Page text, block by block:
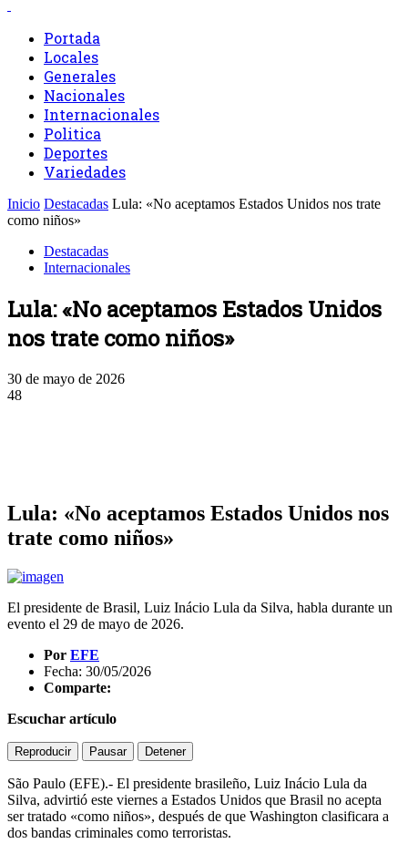
Portada
Locales
Generales
Nacionales
Internacionales
Politica
Deportes
Variedades
Inicio Destacadas Lula: «No aceptamos Estados Unidos nos trate
como niños»
Destacadas
Internacionales
Lula: «No aceptamos Estados Unidos
nos trate como niños»
30 de mayo de 2026
48
Lula: «No aceptamos Estados Unidos nos
trate como niños»
El presidente de Brasil, Luiz Inácio Lula da Silva, habla durante un
evento el 29 de mayo de 2026.
Por EFE
Fecha: 30/05/2026
Comparte:
Escuchar artículo
Reproducir Pausar Detener
São Paulo (EFE).- El presidente brasileño, Luiz Inácio Lula da
Silva, advirtió este viernes a Estados Unidos que Brasil no acepta
ser tratado «como niños», después de que Washington clasificara a
dos bandas criminales como terroristas.